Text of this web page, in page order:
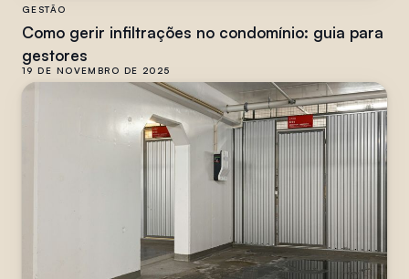
GESTÃO
Como gerir infiltrações no condomínio: guia para
gestores
19 DE NOVEMBRO DE 2025